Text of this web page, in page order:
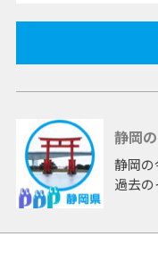
静岡
静岡
過去